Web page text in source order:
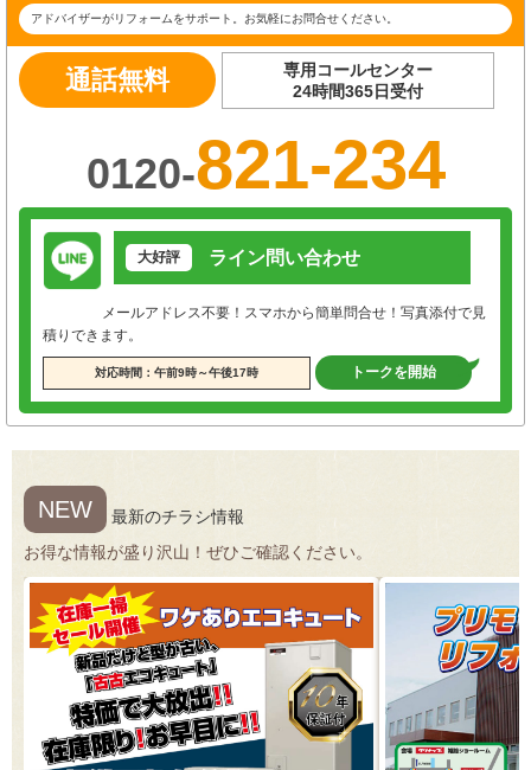
アドバイザーがリフォームをサポート。お気軽にお問合せください。
通話無料
専用コールセンター
24時間365日受付
0120-821-234
大好評 ライン問い合わせ
メールアドレス不要！スマホから簡単問合せ！写真添付で見
積りできます。
対応時間：午前9時～午後17時 トークを開始
NEW
最新のチラシ情報
お得な情報が盛り沢山！ぜひご確認ください。